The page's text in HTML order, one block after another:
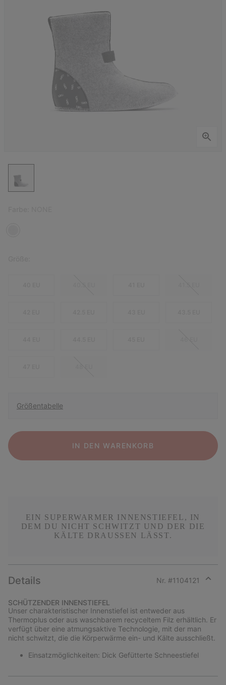
Größentabelle
IN DEN WARENKORB
EIN SUPERWARMER INNENSTIEFEL, IN
DEM DU NICHT SCHWITZT UND DER DIE
KÄLTE DRAUSSEN LÄSST.
Details Nr. #1104121
section
SCHÜTZENDER INNENSTIEFEL
Unser charakteristischer Innenstiefel ist entweder aus
Thermoplus oder aus waschbarem recyceltem Filz erhältlich. Er
verfügt über eine atmungsaktive Technologie, mit der man
nicht schwitzt, die die Körperwärme ein- und Kälte ausschließt.
Einsatzmöglichkeiten: Dick Gefütterte Schneestiefel